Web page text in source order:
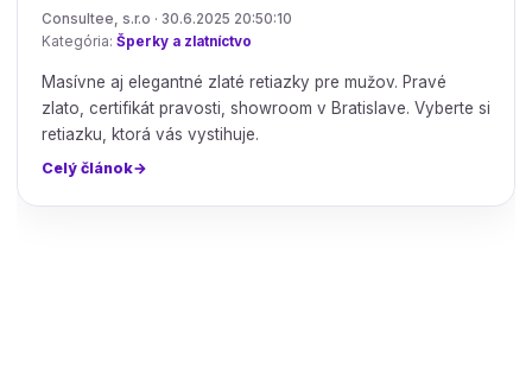
Consultee, s.r.o · 30.6.2025 20:50:10
Kategória: Šperky a zlatníctvo
Masívne aj elegantné zlaté retiazky pre mužov. Pravé
zlato, certifikát pravosti, showroom v Bratislave. Vyberte si
retiazku, ktorá vás vystihuje.
Celý článok